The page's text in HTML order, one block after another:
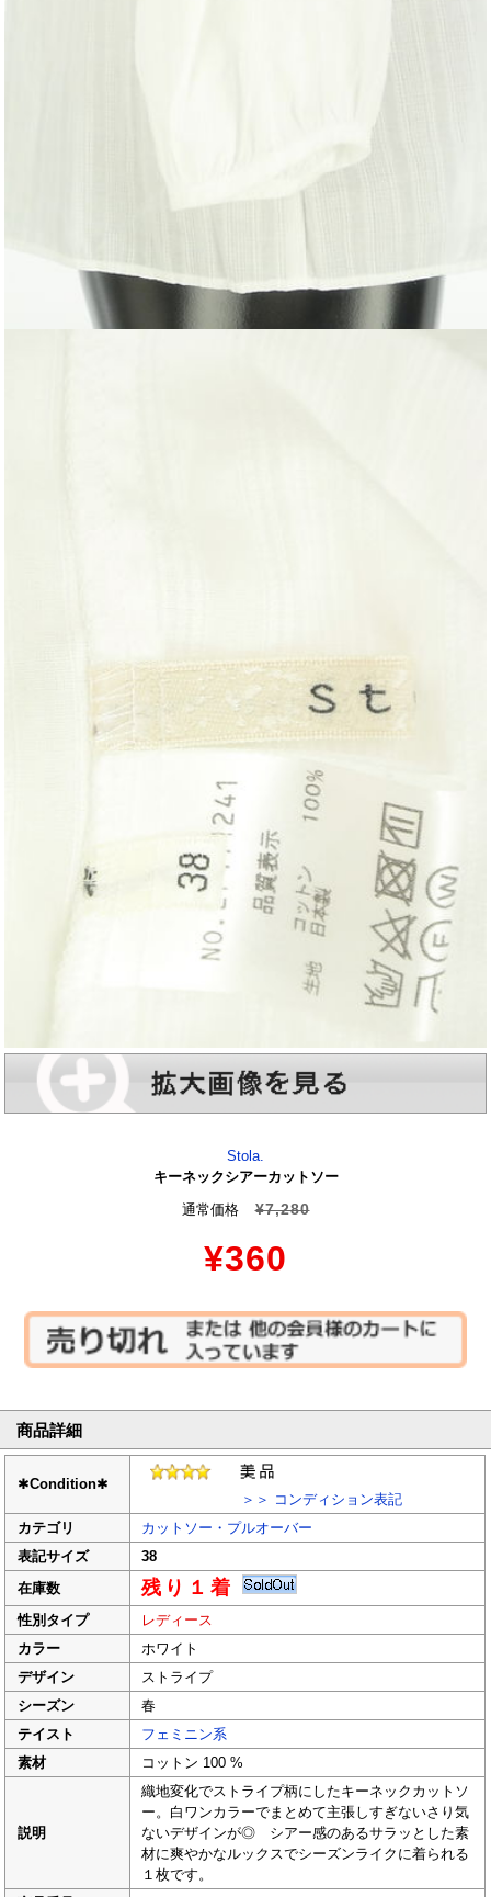
Stola.
キーネックシアーカットソー
通常価格
¥7,280
¥360
商品詳細
✱Condition✱
＞＞ コンディション表記
カテゴリ
カットソー・プルオーバー
表記サイズ
38
在庫数
残り１着
性別タイプ
レディース
カラー
ホワイト
デザイン
ストライプ
シーズン
春
テイスト
フェミニン系
素材
コットン 100 %
説明
織地変化でストライプ柄にしたキーネックカットソ
ー。白ワンカラーでまとめて主張しすぎないさり気
ないデザインが◎ シアー感のあるサラッとした素
材に爽やかなルックスでシーズンライクに着られる
１枚です。